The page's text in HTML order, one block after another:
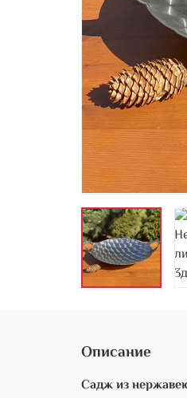
Описание
Садж из